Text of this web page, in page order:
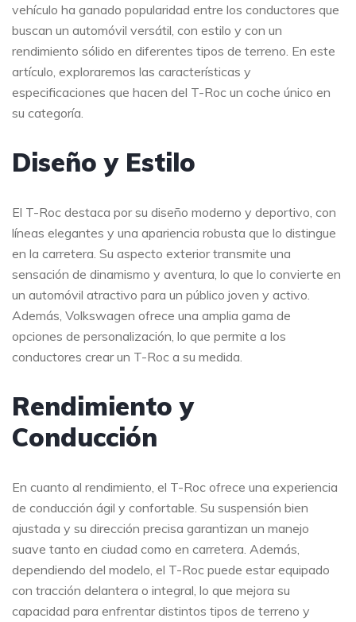
vehículo ha ganado popularidad entre los conductores que
buscan un automóvil versátil, con estilo y con un
rendimiento sólido en diferentes tipos de terreno. En este
artículo, exploraremos las características y
especificaciones que hacen del T-Roc un coche único en
su categoría.
Diseño y Estilo
El T-Roc destaca por su diseño moderno y deportivo, con
líneas elegantes y una apariencia robusta que lo distingue
en la carretera. Su aspecto exterior transmite una
sensación de dinamismo y aventura, lo que lo convierte en
un automóvil atractivo para un público joven y activo.
Además, Volkswagen ofrece una amplia gama de
opciones de personalización, lo que permite a los
conductores crear un T-Roc a su medida.
Rendimiento y
Conducción
En cuanto al rendimiento, el T-Roc ofrece una experiencia
de conducción ágil y confortable. Su suspensión bien
ajustada y su dirección precisa garantizan un manejo
suave tanto en ciudad como en carretera. Además,
dependiendo del modelo, el T-Roc puede estar equipado
con tracción delantera o integral, lo que mejora su
capacidad para enfrentar distintos tipos de terreno y